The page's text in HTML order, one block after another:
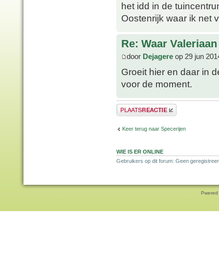
het idd in de
Oostenrijk waar ik net
Re: Waar
door Dejagere op 29 jun
Groeit hier en daar in
voor de moment.
Plaats een reactie
Keer terug naar Specerijen
WIE IS ER ONLINE
Gebruikers op dit forum: Geen